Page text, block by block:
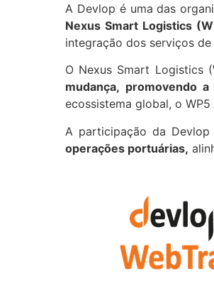
A Devlop é uma das
Nexus Smart Logistics
integração dos serviços
O Nexus Smart Logistics
mudança, promovendo
ecossistema global, o
A participação da
operações portuárias,